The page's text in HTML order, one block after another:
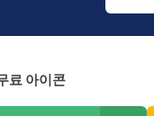
료 아이콘